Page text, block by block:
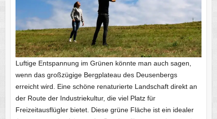
Luftige Entspannung im Grünen könnte man auch sagen,
wenn das großzügige Bergplateau des Deusenbergs
erreicht wird. Eine schöne renaturierte Landschaft direkt an
der Route der Industriekultur, die viel Platz für
Freizeitausflügler bietet. Diese grüne Fläche ist ein idealer